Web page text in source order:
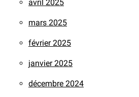
avril 2025
mars 2025
février 2025
janvier 2025
décembre 2024